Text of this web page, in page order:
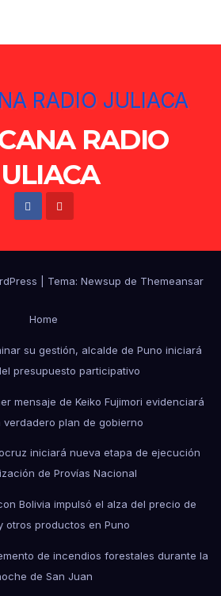
RADIO
Tema: Newsup de Themeansar
Home
su gestión, alcalde de Puno iniciará
presupuesto participativo
mensaje de Keiko Fujimori evidenciará
verdadero plan de gobierno
iniciará nueva etapa de ejecución
de Provías Nacional
Bolivia impulsó el alza del precio de
otros productos en Puno
de incendios forestales durante la
de San Juan